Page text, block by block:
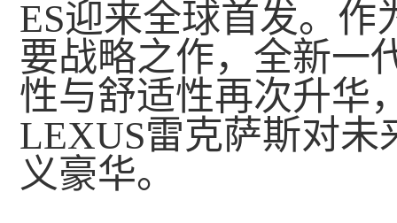
ES迎来全球首发。
要战略之作，全新一
性与舒适性再次升华
LEXUS雷克萨斯对
义豪华。